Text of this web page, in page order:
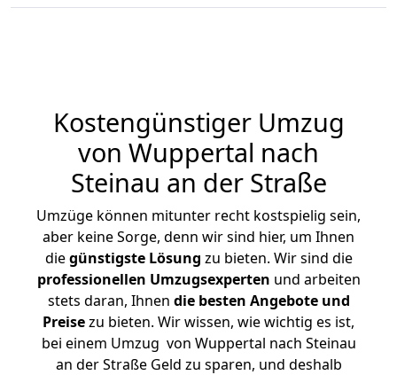
Kostengünstiger Umzug
von Wuppertal nach
Steinau an der Straße
Umzüge können mitunter recht kostspielig sein,
aber keine Sorge, denn wir sind hier, um Ihnen
diegünstigste Lösung zu bieten. Wir sind die
professionellen Umzugsexperten und arbeiten
stets daran, Ihnen die besten Angebote und
Preisezu bieten. Wir wissen, wie wichtig es ist,
bei einem Umzug von Wuppertal nach Steinau
an der Straße Geld zu sparen, und deshalb